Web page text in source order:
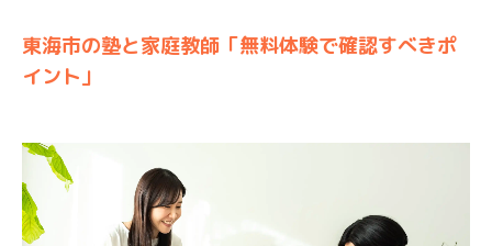
東海市の塾と家庭教師「無料体験で確認すべきポ
イント」